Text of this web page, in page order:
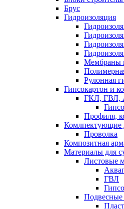
Брус
Гидроизоляция
Мембраны
Рулонная
Гипсокартон и
ГКЛ, ГВЛ,
Профиля,
Комлпектующие
Проволка
Композитная
Материалы для
Листовые
ГВЛ
Подвесные